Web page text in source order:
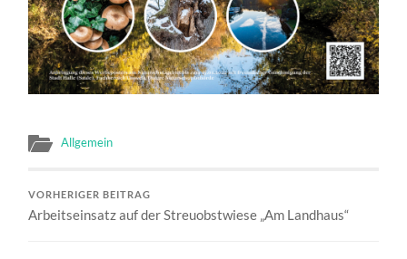
Allgemein
VORHERIGER BEITRAG
Arbeitseinsatz auf der Streuobstwiese „Am Landhaus“